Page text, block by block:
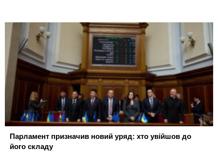
Парламент призначив новий уряд: хто увійшов до
його складу